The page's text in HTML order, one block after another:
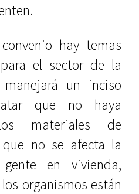
hay temas
el sector de la
un inciso
que no haya
materiales de
no se afecta la
en vivienda,
organismos están